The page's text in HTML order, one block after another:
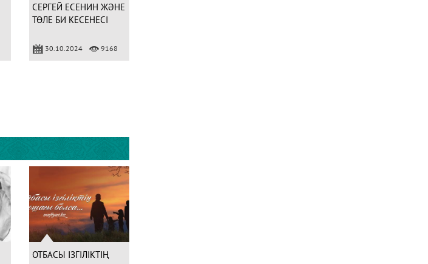
СЕРГЕЙ ЕСЕНИН ЖӘНЕ
ТӨЛЕ БИ КЕСЕНЕСІ
30.10.2024 9168
ОТБАСЫ ІЗГІЛІКТІҢ